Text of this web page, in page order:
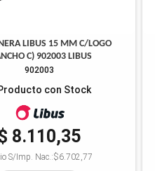
LIBUS 15 MM C/LOGO
C) 902003 LIBUS
902003
con Stock
8.110,35
S/Imp. Nac.:$6.702,77